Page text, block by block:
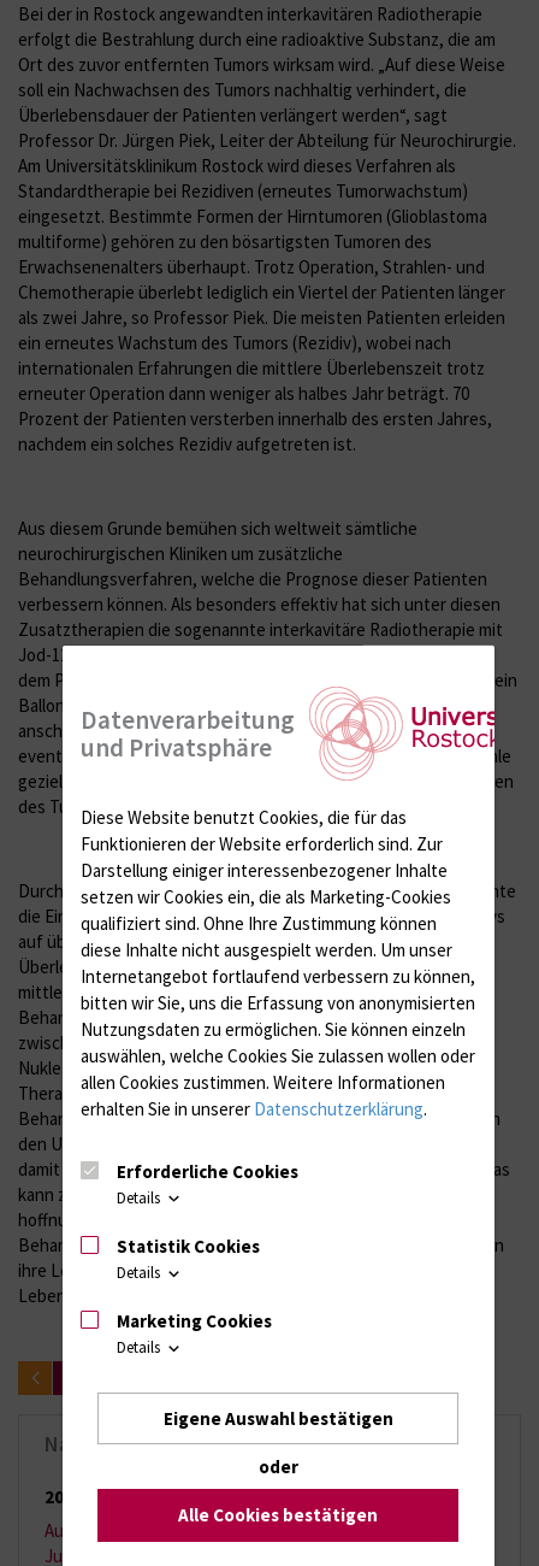
Bei der in Rostock angewandten interkavitären Radiotherapie
erfolgt die Bestrahlung durch eine radioaktive Substanz, die am
Ort des zuvor entfernten Tumors wirksam wird. „Auf diese Weise
soll ein Nachwachsen des Tumors nachhaltig verhindert, die
Überlebensdauer der Patienten verlängert werden“, sagt
Professor Dr. Jürgen Piek, Leiter der Abteilung für Neurochirurgie.
Am Universitätsklinikum Rostock wird dieses Verfahren als
Standardtherapie bei Rezidiven (erneutes Tumorwachstum)
eingesetzt. Bestimmte Formen der Hirntumoren (Glioblastoma
multiforme) gehören zu den bösartigsten Tumoren des
Erwachsenenalters überhaupt. Trotz Operation, Strahlen- und
Chemotherapie überlebt lediglich ein Viertel der Patienten länger
als zwei Jahre, so Professor Piek. Die meisten Patienten erleiden
ein erneutes Wachstum des Tumors (Rezidiv), wobei nach
internationalen Erfahrungen die mittlere Überlebenszeit trotz
erneuter Operation dann weniger als halbes Jahr beträgt. 70
Prozent der Patienten versterben innerhalb des ersten Jahres,
nachdem ein solches Rezidiv aufgetreten ist.
Aus diesem Grunde bemühen sich weltweit sämtliche
neurochirurgischen Kliniken um zusätzliche
Behandlungsverfahren, welche die Prognose dieser Patienten
verbessern können. Als besonders effektiv hat sich unter diesen
Zusatztherapien die sogenannte interkavitäre Radiotherapie mit
Jod-125 (Gliasite RTS TM) erwiesen. Bei diesem Verfahren wird
dem Patienten nach der Entfernung seines Rezidiv-Hirntumors ein
Ballonkatheter in die Tumorhöhle implantiert, welcher
anschließend mit radioaktiver Flüssigkeit gefüllt wird und so die
eventuell verbliebenen Tumorreste am Rand der Resektionshöhle
gezielt und nebenwirkungsarm bestrahlt und so ein Nachwachsen
des Tumors verzögern oder gänzlich verhindern soll.
Durch die am Klinikum Rostock durchgeführte Behandlung konnte
die Ein-Jahres-Überlebensrate nach Auftreten des Tumorrezidivs
auf über 60 Prozent gesteigert werden, die mittlere
Überlebenszeit der seit 2005 behandelten 13 Patienten beträgt
mittlerweile 69 Wochen. Ermöglicht wurden diese
Behandlungserfolge durch die enge Kooperation im Klinikum
zwischen den Abteilungen und Kliniken für Neurochirurgie,
Nuklearmedizin und Strahlentherapie. „Mit dem Erfolg dieser
Therapie liegt unsere Arbeitsgruppe sogar deutlich über den
Behandlungsergebnissen, die unlängst in einer großen Studie in
den USA erzielt worden sind“, sagt Professor Piek. „Wir werden
damit diese Patienten sicherlich nicht definitiv heilen können, das
kann zur Zeit niemand. Aber wir können den Patienten in dieser
hoffnungslosen Situation ein zusätzliches risikoarmes
Behandlungsverfahren anbieten, das nach den bisherigen Daten
ihre Lebenserwartung weiter deutlich verlängert und ihre
Lebensqualität nicht beeinträchtigt.“
Nachrichten-Archiv
2026
(65 Einträge)
August 2026
Juli 2026
Datenverarbeitung
und Privatsphäre
Diese Website benutzt Cookies, die für das
Funktionieren der Website erforderlich sind. Zur
Darstellung einiger interessenbezogener Inhalte
setzen wir Cookies ein, die als Marketing-Cookies
qualifiziert sind. Ohne Ihre Zustimmung können
diese Inhalte nicht ausgespielt werden. Um unser
Internetangebot fortlaufend verbessern zu können,
bitten wir Sie, uns die Erfassung von anonymisierten
Nutzungsdaten zu ermöglichen. Sie können einzeln
auswählen, welche Cookies Sie zulassen wollen oder
allen Cookies zustimmen. Weitere Informationen
erhalten Sie in unserer Datenschutzerklärung.
Erforderliche Cookies
Details
Statistik Cookies
Details
Marketing Cookies
Details
Eigene Auswahl bestätigen
oder
Alle Cookies bestätigen